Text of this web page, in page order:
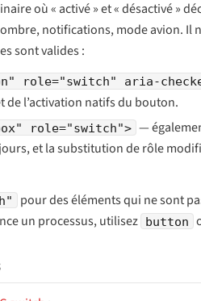
où « activé » et « désactivé »
notifications, mode avion. Il
sont valides :
role="switch" aria-
de l’activation natifs du bouton.
role="switch"> —
et la substitution de rôle
pour des éléments qui ne sont
un processus, utilisez button